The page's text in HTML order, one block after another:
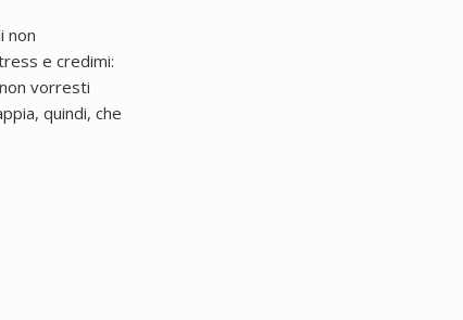
non
e credimi:
vorresti
quindi, che